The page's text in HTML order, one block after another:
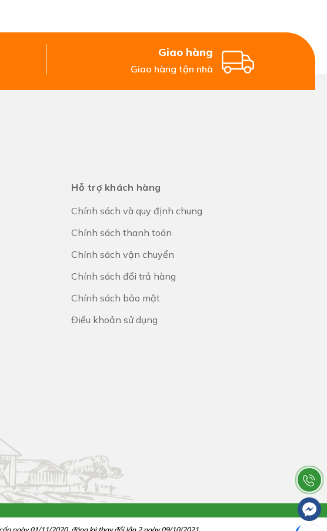
Giao hàng
Giao hàng tận nhà
Hỗ trợ khách hàng
Chính sách và quy định chung
Chính sách thanh toán
Chính sách vận chuyển
Chính sách đổi trả hàng
Chính sách bảo mật
Điều khoản sử dụng